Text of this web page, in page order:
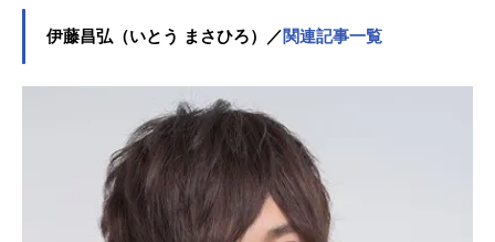
伊藤昌弘（いとう まさひろ）／関連記事一覧